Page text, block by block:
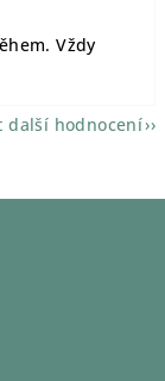
Vždy
další hodnocení